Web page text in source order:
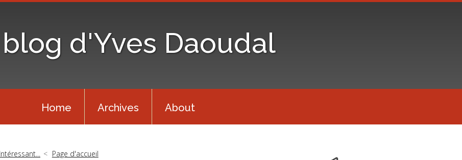
d'Yves Daoudal
Home Archives About
Intéressant...
Page d'accueil